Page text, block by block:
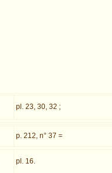
pl. 23, 30, 32 ;
p. 212, n° 37 =
pl. 16.